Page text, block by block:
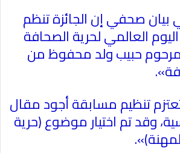
بيان صحفي إن الجائزة تنظم
العالمي لحرية الصحافة
حبيب ولد محفوظ من
تنظيم مسابقة أجود مقال
وقد تم اختيار موضوع (حرية